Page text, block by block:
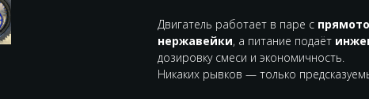
Двигатель работает в паре с
нержавейки, а питание подаёт
дозировку смеси и экономичность.
Никаких рывков — только